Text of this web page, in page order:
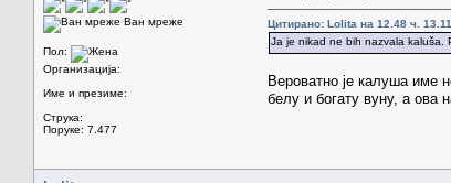
Ван мреже
Пол:
Организација:
Име и презиме:
Струка:
Поруке: 7.477
Цитирано: Lolita на 12.48 ч.
Ja je nikad ne bih nazvala kaluša.
Вероватно је калуша име
белу и богату вуну, а ова